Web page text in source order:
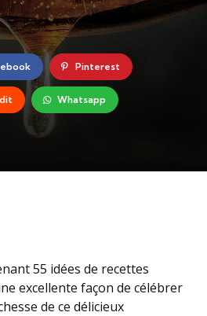
Pinterest
Whatsapp
55 idées de recettes
excellente façon de célébrer
de ce délicieux